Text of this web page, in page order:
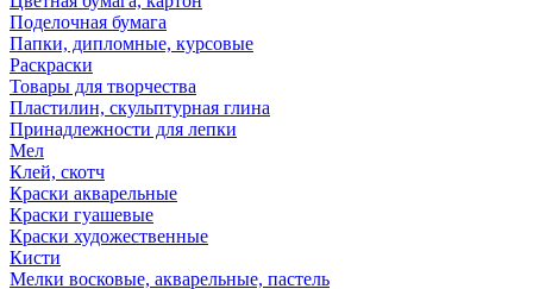
Поделочная бумага
Папки, дипломные, курсовые
Раскраски
Товары для творчества
Пластилин, скульптурная глина
Принадлежности для лепки
Мел
Клей, скотч
Краски акварельные
Краски гуашевые
Краски художественные
Кисти
Мелки восковые, акварельные, пастель